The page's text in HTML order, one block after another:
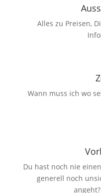
Alles zu Preisen,
Wann muss ich wo
Du hast noch nie
generell noch